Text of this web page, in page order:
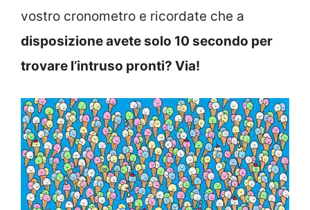
vostro cronometro e ricordate che a
disposizione avete solo 10 secondo per
trovare l’intruso pronti? Via!